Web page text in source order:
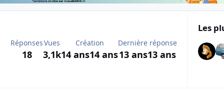
Réponses
18
Vues
3,1k
Création
14 ans14 ans
Dernière réponse
13 ans13 ans
Les